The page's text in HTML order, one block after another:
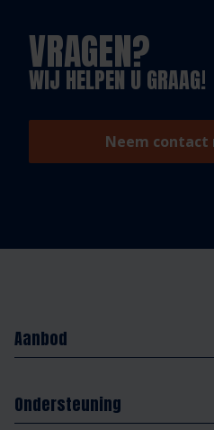
VRAGEN?
WIJ HELPEN U GRAAG!
Neem contact
Aanbod
Ondersteuning